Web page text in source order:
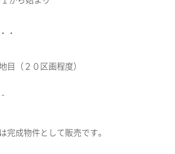
・
目（２０区画程度）
完成物件として販売です。